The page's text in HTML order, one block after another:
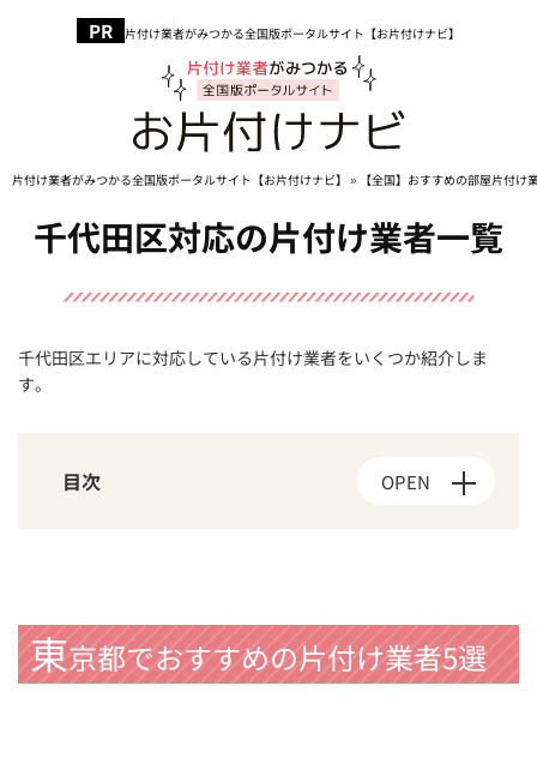
片付け業者がみつかる全国版ポータルサイト【お片付けナビ】
片付け業者がみつかる全国版ポータルサイト【お片付けナビ】 » 【全国】おすすめの部屋片付け
千代田区対応の片付け業者一覧
千代田区エリアに対応している片付け業者をいくつか紹介しま
す。
目次 OPEN
東京都でおすすめの片付け業者5選